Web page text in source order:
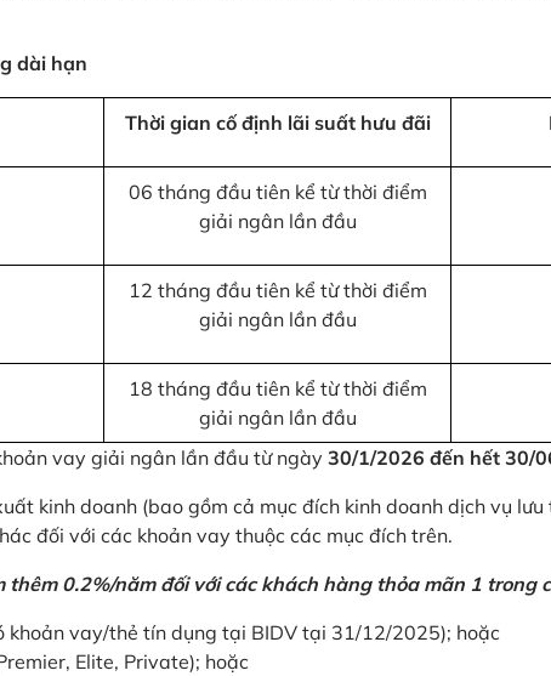
dài hạn
Thời gian cố định lãi suất hưu đãi
06 tháng đầu tiên kể từ thời điểm
giải ngân lần đầu
12 tháng đầu tiên kể từ thời điểm
giải ngân lần đầu
18 tháng đầu tiên kể từ thời điểm
giải ngân lần đầu
vay giải ngân lần đầu từ ngày 30/1/2026 đến hết 30/
kinh doanh (bao gồm cả mục đích kinh doanh dịch vụ
đối với các khoản vay thuộc các mục đích trên.
0.2%/năm đối với các khách hàng thỏa mãn 1 trong
khoản vay/thẻ tín dụng tại BIDV tại 31/12/2025); hoặc
Elite, Private); hoặc